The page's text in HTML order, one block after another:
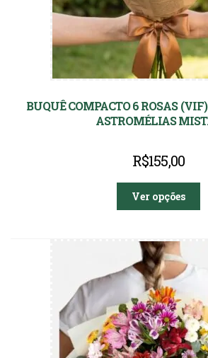
BUQUÊ COMPACTO 6 ROSAS
ASTROMÉLIAS
R$155,00
Ver opções